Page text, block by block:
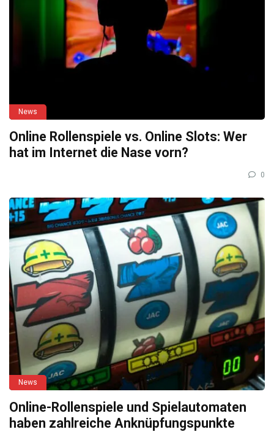
News
Online Rollenspiele vs. Online Slots: Wer
hat im Internet die Nase vorn?
0
News
Online-Rollenspiele und Spielautomaten
haben zahlreiche Anknüpfungspunkte